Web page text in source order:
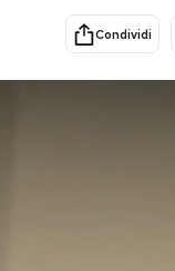
Altrecose
Condividi